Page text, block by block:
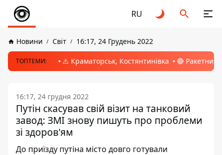
RU
Новини Світ 16:17, 24 Грудень 2022
ТОПТЕМИ: ⚠️ Краматорськ, Костянтинівка 🔴 Ракетний
16:17, 24 грудня 2022
Путін скасував свій візит на танковий
завод: ЗМІ знову пишуть про проблеми
зі здоров'ям
До приїзду путіна місто довго готували